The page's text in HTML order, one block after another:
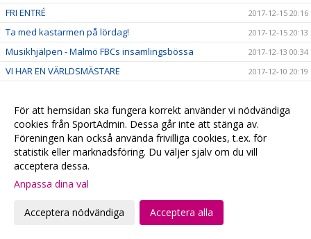
FRI ENTRÉ 2017-12-15 20:16
Ta med kastarmen på lördag! 2017-12-15 20:13
Musikhjälpen - Malmö FBCs insamlingsbössa 2017-12-13 00:34
VI HAR EN VÄRLDSMÄSTARE 2017-12-10 20:19
Målvaktsträning 1 2017-12-06 10:12
VM-update 2017-12-04 22:48
Målvaktsträning 2017-12-04 10:28
Matchens lirare, VM-debutanter & 4+1
SM-Regionslutspel DJ18
Torsdagsunderhållning!
För att hemsidan ska fungera korrekt använder vi nödvändiga
cookies från SportAdmin. Dessa går inte att stänga av.
Föreningen kan också använda frivilliga cookies, t.ex. för
statistik eller marknadsföring. Du väljer själv om du vill
acceptera dessa.
Anpassa dina val
Acceptera nödvändiga Acceptera alla